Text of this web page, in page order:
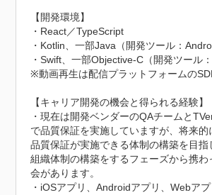
【開発環境】
・React／TypeScript
・Kotlin、一部Java（開発ツール：
・Swift、一部Objective-C（開発ツール：
※動画再生は配信プラットフォームの
【キャリア開発の機会と得られる経験】
・現在は開発ベンダーのQAチームと
で品質保証を実施していますが、将来的
品質保証が実施できる体制の構築を目指
組織体制の構築をするフェーズから携わ
会があります。
・iOSアプリ、Androidアプリ、Webア